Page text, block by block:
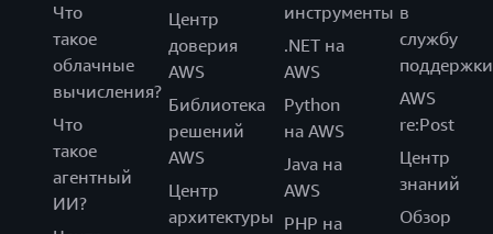
Что
такое
облачные
вычисления?
Что
такое
агентный
ИИ?
Центр
доверия
AWS
Библиотека
решений
AWS
Центр
архитектуры
инструменты
.NET на
AWS
Python
на AWS
Java на
AWS
PHP на
в
службу
поддержки
AWS
re:Post
Центр
знаний
Обзор